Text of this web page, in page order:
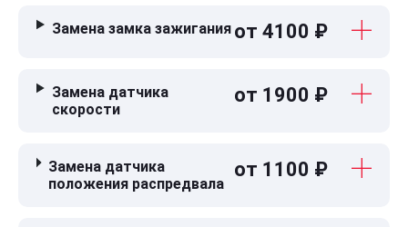
Замена замка зажигания от 4100 ₽
Замена датчика
скорости
от 1900 ₽
Замена датчика
положения распредвала
от 1100 ₽